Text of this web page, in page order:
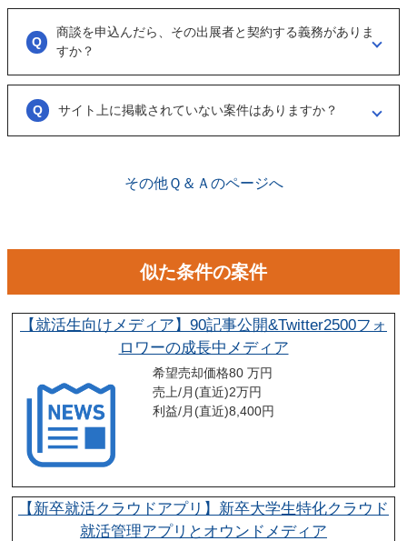
実際に出展者（仲介案件の場合、仲介担当者）とのメッセージのやりと
りになります。
具体的に購入を考えた場合は、一度、出展者とのオンライン面談を行う
商談を申込んだら、その出展者と契約する義務がありま
すか？
ございません。まずは、商談でどのような事業なのかを確認する目的も
あるため、気軽に商談申し込みを行ってください。
サイト上に掲載されていない案件はありますか？
その他Ｑ＆Ａのページへ
似た条件の案件
【就活生向けメディア】90記事公開&Twitter2500フォ
ロワーの成長中メディア
希望売却価格80 万円
売上/月(直近)2万円
利益/月(直近)8,400円
【新卒就活クラウドアプリ】新卒大学生特化クラウド
就活管理アプリとオウンドメディア